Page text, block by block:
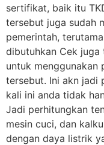
sertifikat, baik itu
tersebut juga sudah
pemerintah,
dibutuhkan Cek
untuk menggunakan
tersebut. Ini akn jadi
kali ini anda tidak
Jadi perhitungkan
mesin cuci, dan
dengan daya listrik